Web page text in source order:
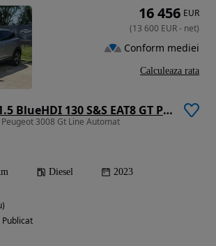
Peugeot 3008 1.5 BlueHDI 130 S&S EAT8 GT Pack
Peugeot 3008 Gt Line Automat
Diesel 2023
Publicat
16 456 EUR
(13 600 EUR- net)
Conform mediei
Calculeaza rata